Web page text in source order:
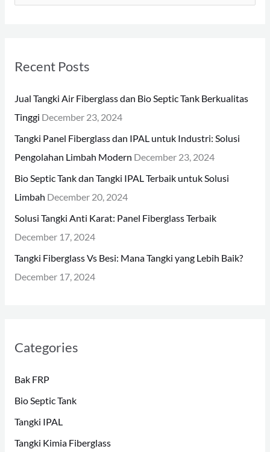
c
r
:
Recent Posts
Jual Tangki Air Fiberglass dan Bio Septic Tank Berkualitas
Tinggi December 23, 2024
Tangki Panel Fiberglass dan IPAL untuk Industri: Solusi
Pengolahan Limbah Modern December 23, 2024
Bio Septic Tank dan Tangki IPAL Terbaik untuk Solusi
Limbah December 20, 2024
Solusi Tangki Anti Karat: Panel Fiberglass Terbaik
December 17, 2024
Tangki Fiberglass Vs Besi: Mana Tangki yang Lebih Baik?
December 17, 2024
Categories
Bak FRP
Bio Septic Tank
Tangki IPAL
Tangki Kimia Fiberglass